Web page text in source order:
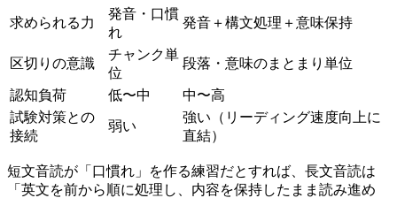
求められる力
発音・口慣
れ
発音＋構文処理＋意味保持
区切りの意識
チャンク単
位
段落・意味のまとまり単位
認知負荷 低〜中
中〜高
試験対策との
接続
弱い
強い（リーディング速度向上に
直結）
短文音読が「口慣れ」を作る練習だとすれば、長文音読は
「英文を前から順に処理し、内容を保持したまま読み進め